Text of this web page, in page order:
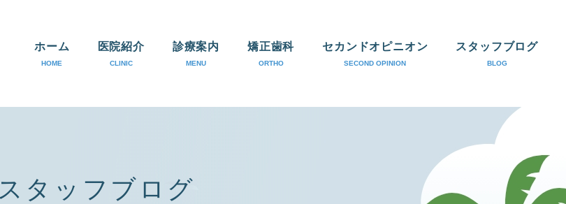
ホーム
HOME
医院紹介
CLINIC
診療案内
MENU
矯正歯科
ORTHO
セカンドオピニオン
SECOND OPINION
スタッフブログ
BLOG
スタッフブログ